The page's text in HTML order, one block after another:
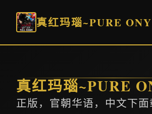
真红玛瑙~PURE
真红玛瑙~PURE
正版，官朝华语，中文下